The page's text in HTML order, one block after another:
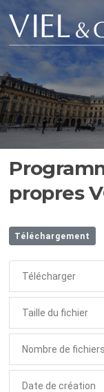
contenu
propres
Téléchargement
Télécharger
Taille du fichier
Nombre de fichiers
Date de création